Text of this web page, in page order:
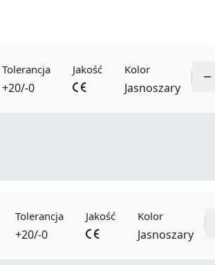
Tolerancja
+20/-0
Jakość Kolor
Jasnoszary
Tolerancja
+20/-0
Jakość Kolor
Jasnoszary